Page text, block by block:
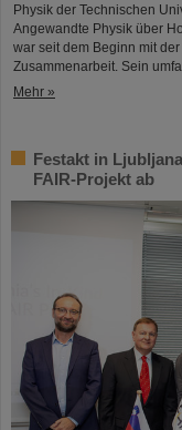
Physik der Technischen
Angewandte Physik über
war seit dem Beginn mit
Zusammenarbeit. Sein
Mehr »
Festakt in
FAIR-Projekt ab